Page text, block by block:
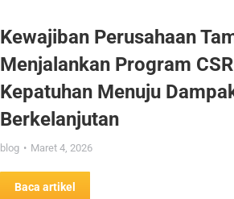
Kewajiban Perusahaan
Menjalankan Program
Kepatuhan Menuju
Berkelanjutan
blog Maret 4, 2026
Baca artikel